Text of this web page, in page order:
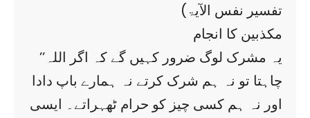
تفسیر نفس الآیۃ)
مکذبین کا انجام
’’یہ مشرک لوگ ضرور کہیں گے کہ اگر اللہ
چاہتا تو نہ ہم شرک کرتے نہ ہمارے باپ دادا
اور نہ ہم کسی چیز کو حرام ٹھہراتے۔ ایسی